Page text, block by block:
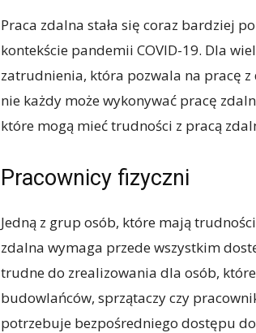
Praca zdalna stała się coraz bardziej
kontekście pandemii COVID-19. Dla
zatrudnienia, która pozwala na pracę
nie każdy może wykonywać pracę
które mogą mieć trudności z pracą
Pracownicy fizyczni
Jedną z grup osób, które mają
zdalna wymaga przede wszystkim
trudne do zrealizowania dla osób,
budowlańców, sprzątaczy czy
potrzebuje bezpośredniego dostępu